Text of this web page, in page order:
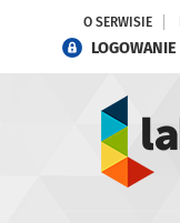
O SERWISIE
LOGOWANIE